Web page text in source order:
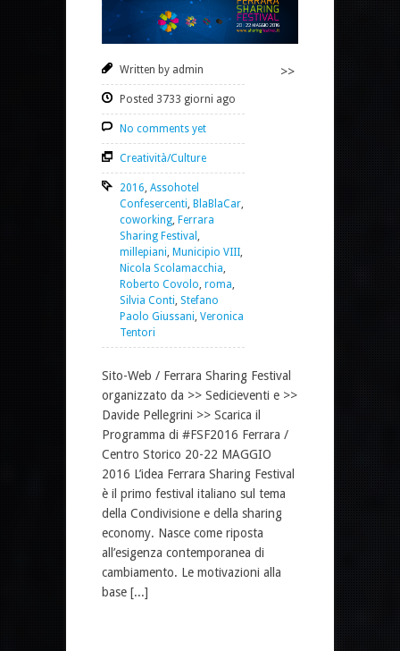
Written by admin
Posted 3733 giorni ago
No comments yet
Creatività/Culture
2016, Assohotel
Confesercenti, BlaBlaCar,
coworking, Ferrara
Sharing Festival ,
millepiani, Municipio VIII,
Nicola Scolamacchia,
Roberto Covolo, roma,
Silvia Conti, Stefano
Paolo Giussani, Veronica
Tentori
>>
Sito-Web / Ferrara Sharing Festival
organizzato da >> Sedicieventi e >>
Davide Pellegrini >> Scarica il
Programma di #FSF2016 Ferrara /
Centro Storico 20-22 MAGGIO
2016 L’idea Ferrara Sharing Festival
è il primo festival italiano sul tema
della Condivisione e della sharing
economy. Nasce come riposta
all’esigenza contemporanea di
cambiamento. Le motivazioni alla
base [...]